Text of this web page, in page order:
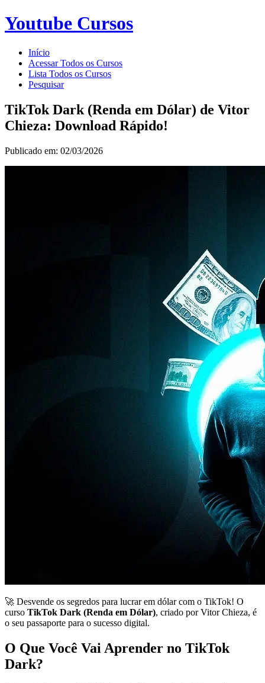
Youtube Cursos
Início
Acessar Todos os Cursos
Lista Todos os Cursos
Pesquisar
TikTok Dark (Renda em Dólar) de Vitor
Chieza: Download Rápido!
Publicado em: 02/03/2026
🚀 Desvende os segredos para lucrar em dólar com o TikTok! O
curso TikTok Dark (Renda em Dólar), criado por Vitor Chieza, é
o seu passaporte para o sucesso digital.
O Que Você Vai Aprender no TikTok
Dark?